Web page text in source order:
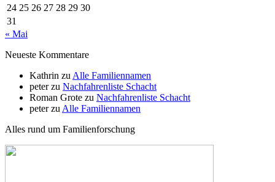
24 25 26 27 28 29 30
31
« Mai
Neueste Kommentare
Kathrin zu Alle Familiennamen
peterzu Nachfahrenliste Schacht
Roman Grote zu Nachfahrenliste Schacht
peterzu Alle Familiennamen
Alles rund um Familienforschung